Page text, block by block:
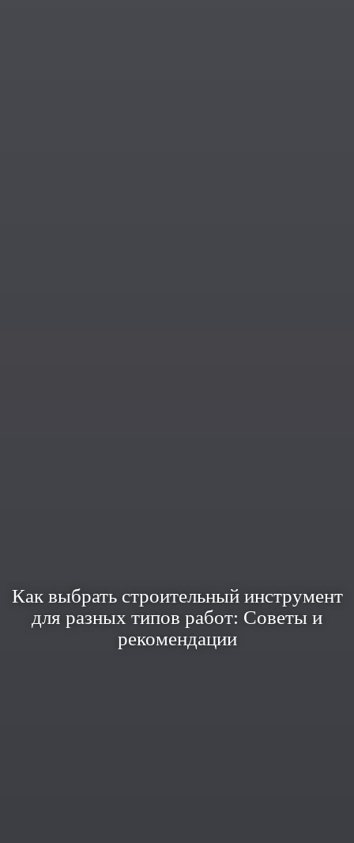
Как выбрать строительный инструмент
для разных типов работ: Советы и
рекомендации